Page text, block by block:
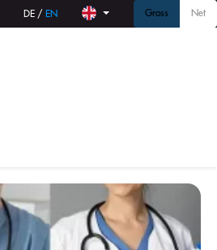
DE / EN Gross Net